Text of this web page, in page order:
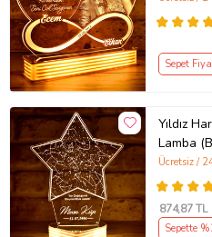
Sepet
Yıldız
Lamba
Ücretsiz /
874,87 TL
Sepette